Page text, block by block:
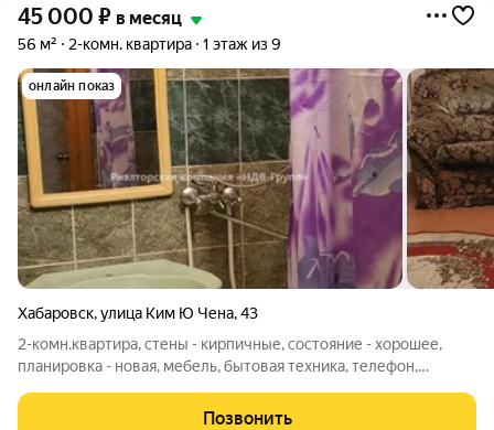
45 000 ₽ в месяц
56 м² 2-комн. квартира 1 этаж из 9
онлайн показ
Хабаровск,улица Ким Ю Чена,43
2-комн.квартира, стены - кирпичные, состояние - хорошее,
планировка - новая, мебель, бытовая техника, телефон,
Позвонить